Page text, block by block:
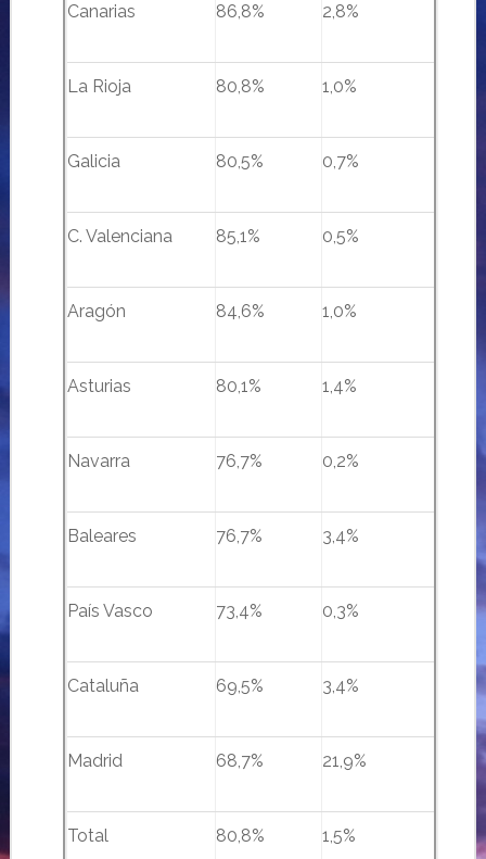
Canarias 86,8% 2,8%
La Rioja 80,8% 1,0%
Galicia 80,5% 0,7%
C. Valenciana 85,1% 0,5%
Aragón 84,6% 1,0%
Asturias 80,1% 1,4%
Navarra 76,7% 0,2%
Baleares 76,7% 3,4%
País Vasco 73,4% 0,3%
Cataluña 69,5% 3,4%
Madrid 68,7% 21,9%
Total 80,8% 1,5%